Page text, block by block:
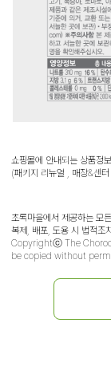
쇼핑몰에 안내되는 상품정
(패키지 리뉴얼 , 매장&센
초록마을에서 제공하는 모
복제, 배포, 도용 시 법적조
Copyrightⓒ The
be copied without